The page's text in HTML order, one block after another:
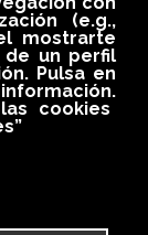
información
medio